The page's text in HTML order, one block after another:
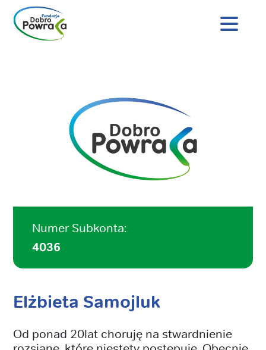
Nagłówek
Numer Subkonta:
4036
Elżbieta Samojluk
Od ponad 20lat choruję na stwardnienie